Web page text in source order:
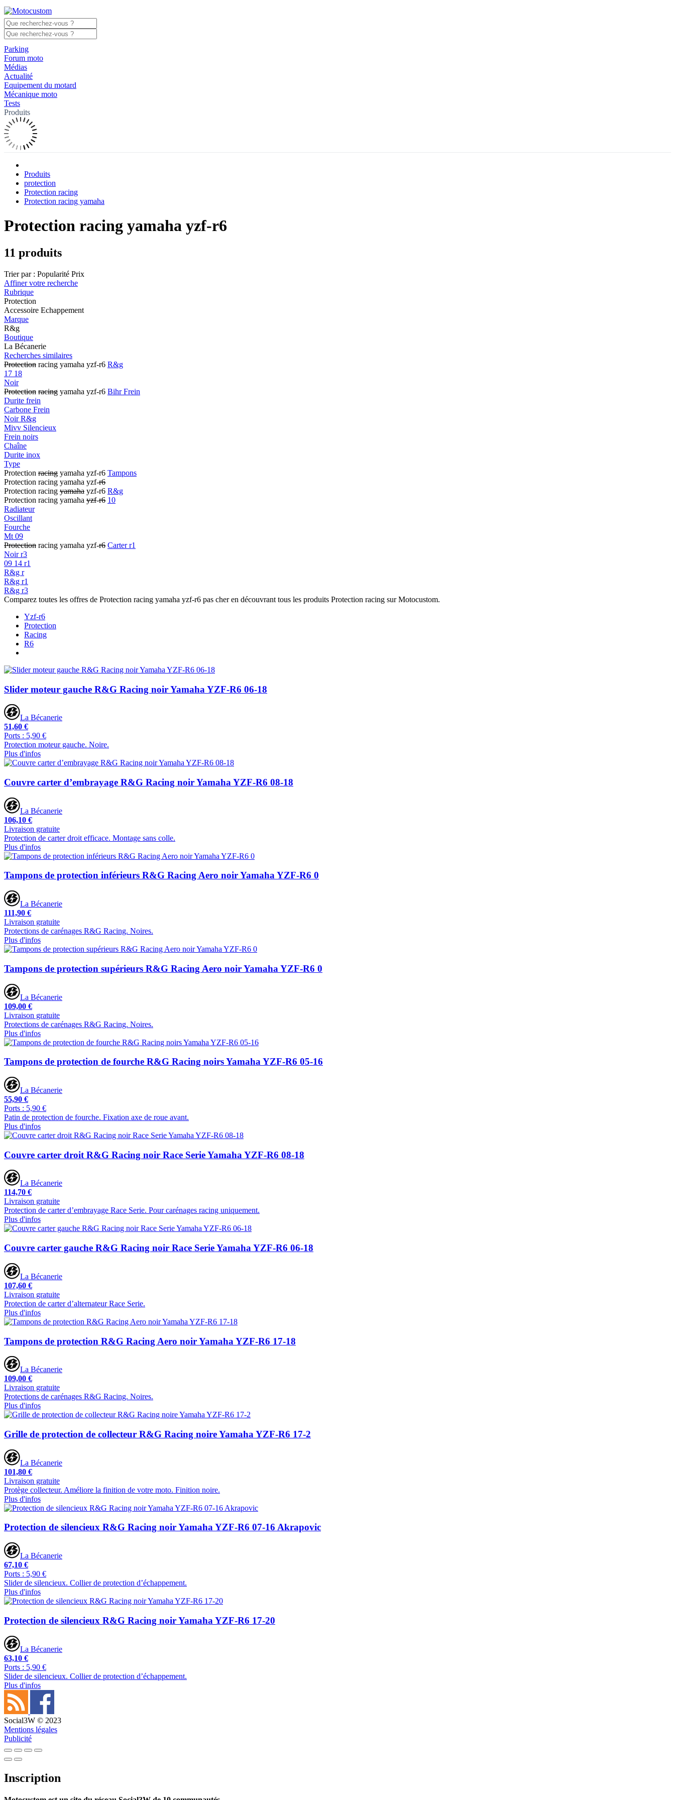
Parking
Forum moto
Médias
Actualité
Equipement du motard
Mécanique moto
Tests
Produits
Produits
protection
Protection racing
Protection racing yamaha
Protection racing yamaha yzf-r6
11 produits
Trier par : Popularité Prix
Affiner votre recherche
Rubrique
Protection
Accessoire Echappement
Marque
R&g
Boutique
La Bécanerie
Recherches similaires
Protection racing yamaha yzf-r6 R&g
17 18
Noir
Protection racing yamaha yzf-r6 Bihr Frein
Durite frein
Carbone Frein
Noir R&g
Mivv Silencieux
Frein noirs
Chaîne
Durite inox
Type
Protection racing yamaha yzf-r6 Tampons
Protection racing yamaha yzf-r6
Protection racing yamaha yzf-r6 R&g
Protection racing yamaha yzf-r6 10
Radiateur
Oscillant
Fourche
Mt 09
Protection racing yamaha yzf-r6 Carter r1
Noir r3
09 14 r1
R&g r
R&g r1
R&g r3
Comparez toutes les offres de Protection racing yamaha yzf-r6 pas cher en découvrant tous les produits Protection racing sur Motocustom.
Yzf-r6
Protection
Racing
R6
Slider moteur gauche R&G Racing noir Yamaha YZF-R6 06-18
La Bécanerie
51,60 €
Ports : 5,90 €
Protection moteur gauche. Noire.
Plus d'infos
Couvre carter d’embrayage R&G Racing noir Yamaha YZF-R6 08-18
La Bécanerie
106,10 €
Livraison gratuite
Protection de carter droit efficace. Montage sans colle.
Plus d'infos
Tampons de protection inférieurs R&G Racing Aero noir Yamaha YZF-R6 0
La Bécanerie
111,90 €
Livraison gratuite
Protections de carénages R&G Racing. Noires.
Plus d'infos
Tampons de protection supérieurs R&G Racing Aero noir Yamaha YZF-R6 0
La Bécanerie
109,00 €
Livraison gratuite
Protections de carénages R&G Racing. Noires.
Plus d'infos
Tampons de protection de fourche R&G Racing noirs Yamaha YZF-R6 05-16
La Bécanerie
55,90 €
Ports : 5,90 €
Patin de protection de fourche. Fixation axe de roue avant.
Plus d'infos
Couvre carter droit R&G Racing noir Race Serie Yamaha YZF-R6 08-18
La Bécanerie
114,70 €
Livraison gratuite
Protection de carter d’embrayage Race Serie. Pour carénages racing uniquement.
Plus d'infos
Couvre carter gauche R&G Racing noir Race Serie Yamaha YZF-R6 06-18
La Bécanerie
107,60 €
Livraison gratuite
Protection de carter d’alternateur Race Serie.
Plus d'infos
Tampons de protection R&G Racing Aero noir Yamaha YZF-R6 17-18
La Bécanerie
109,00 €
Livraison gratuite
Protections de carénages R&G Racing. Noires.
Plus d'infos
Grille de protection de collecteur R&G Racing noire Yamaha YZF-R6 17-2
La Bécanerie
101,80 €
Livraison gratuite
Protège collecteur. Améliore la finition de votre moto. Finition noire.
Plus d'infos
Protection de silencieux R&G Racing noir Yamaha YZF-R6 07-16 Akrapovic
La Bécanerie
67,10 €
Ports : 5,90 €
Slider de silencieux. Collier de protection d’échappement.
Plus d'infos
Protection de silencieux R&G Racing noir Yamaha YZF-R6 17-20
La Bécanerie
63,10 €
Ports : 5,90 €
Slider de silencieux. Collier de protection d’échappement.
Plus d'infos
Social3W © 2023
Mentions légales
Publicité
Inscription